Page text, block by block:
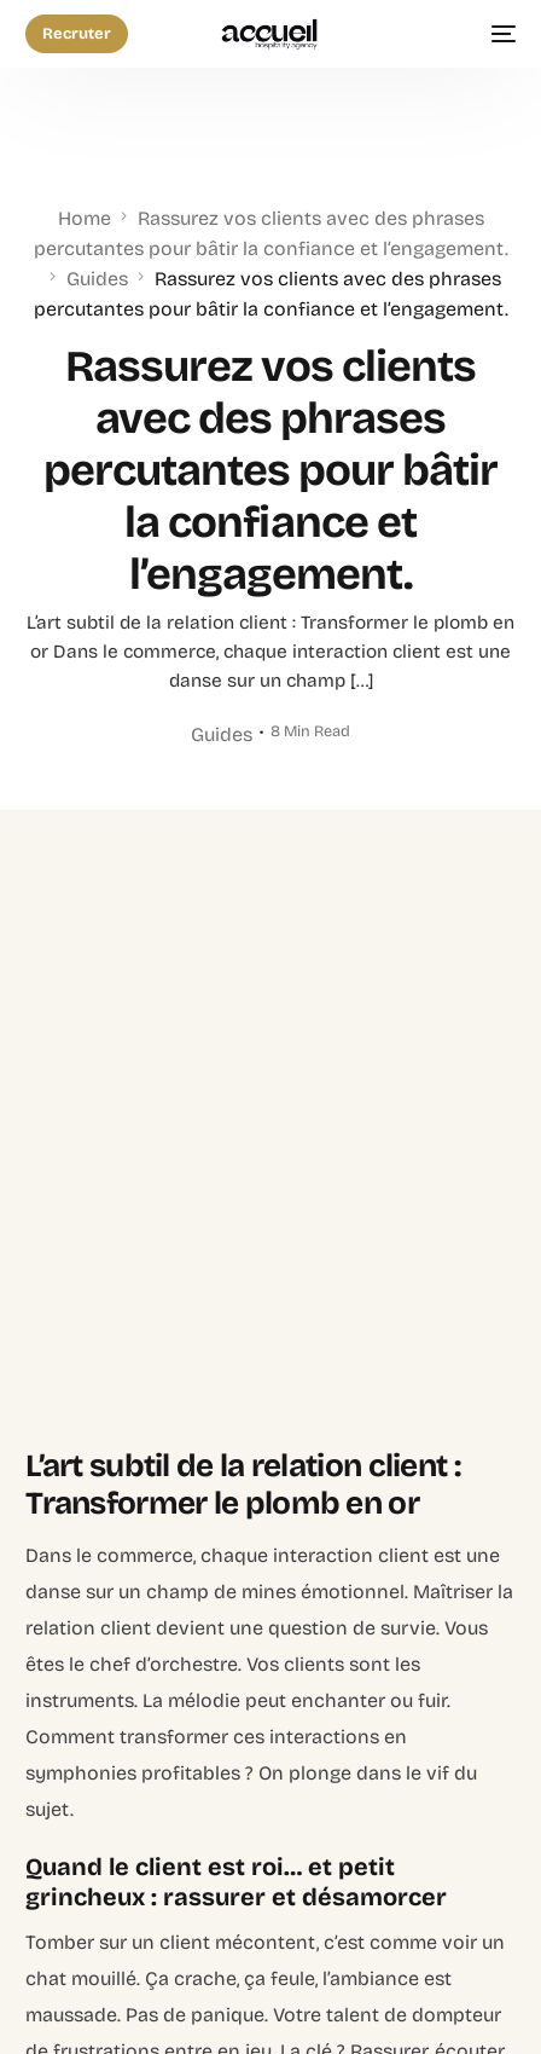
Recruter
Home
Rassurez vos clients avec des phrases
percutantes pour bâtir la confiance et l’engagement.
Guides
Rassurez vos clients avec des phrases
percutantes pour bâtir la confiance et l’engagement.
Rassurez vos clients
avec des phrases
percutantes pour bâtir
la confiance et
l’engagement.
L’art subtil de la relation client : Transformer le plomb en
or Dans le commerce, chaque interaction client est une
danse sur un champ […]
Guides 8 Min Read
L’art subtil de la relation client :
Transformer le plomb en or
Dans le commerce, chaque interaction client est une
danse sur un champ de mines émotionnel. Maîtriser la
relation client devient une question de survie. Vous
êtes le chef d’orchestre. Vos clients sont les
instruments. La mélodie peut enchanter ou fuir.
Comment transformer ces interactions en
symphonies profitables ? On plonge dans le vif du
sujet.
Quand le client est roi… et petit
grincheux : rassurer et désamorcer
Tomber sur un client mécontent, c’est comme voir un
chat mouillé. Ça crache, ça feule, l’ambiance est
maussade. Pas de panique. Votre talent de dompteur